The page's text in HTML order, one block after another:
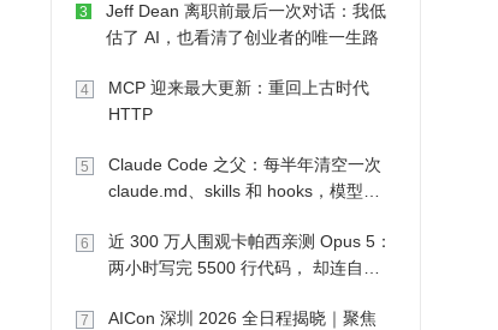
3
Jeff Dean 离职前最后一次对话：我低
估了 AI，也看清了创业者的唯一生路
4
MCP 迎来最大更新：重回上古时代
HTTP
5
Claude Code 之父：每半年清空一次
claude.md、skills 和 hooks，模型自
6
近 300 万人围观卡帕西亲测 Opus 5：
两小时写完 5500 行代码， 却连自己
7
AICon 深圳 2026 全日程揭晓｜聚焦